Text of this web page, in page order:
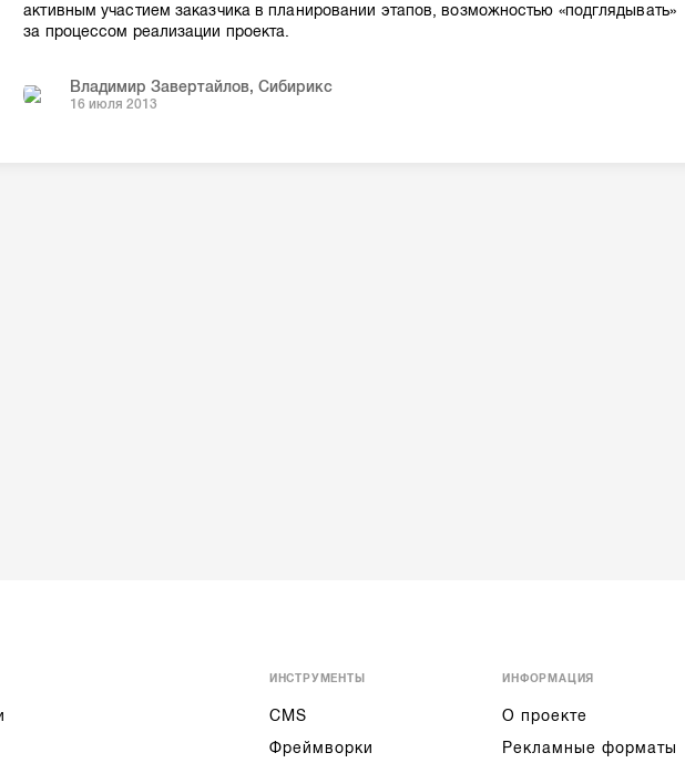
активным участием заказчика в планировании этапов, возможностью «подглядывать»
за процессом реализации проекта.
Владимир Завертайлов, Сибирикс
16 июля 2013
ИНСТРУМЕНТЫ
CMS
Фреймворки
ИНФОРМАЦИЯ
О проекте
Рекламные форматы